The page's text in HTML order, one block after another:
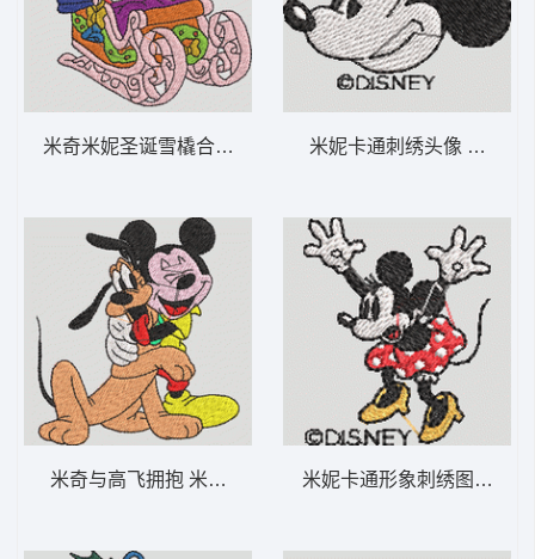
米奇米妮圣诞雪橇合影 米奇和米妮 2-DST格
米奇与高飞拥抱 米奇和布鲁托-DST格式
米妮卡通刺绣头像 米妮
米妮卡通形象刺绣图案 米